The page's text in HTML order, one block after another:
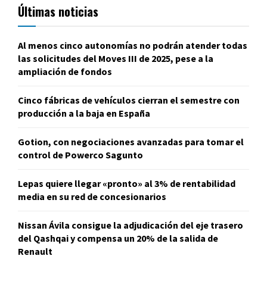
Últimas noticias
Al menos cinco autonomías no podrán atender todas
las solicitudes del Moves III de 2025, pese a la
ampliación de fondos
Cinco fábricas de vehículos cierran el semestre con
producción a la baja en España
Gotion, con negociaciones avanzadas para tomar el
control de Powerco Sagunto
Lepas quiere llegar «pronto» al 3% de rentabilidad
media en su red de concesionarios
Nissan Ávila consigue la adjudicación del eje trasero
del Qashqai y compensa un 20% de la salida de
Renault